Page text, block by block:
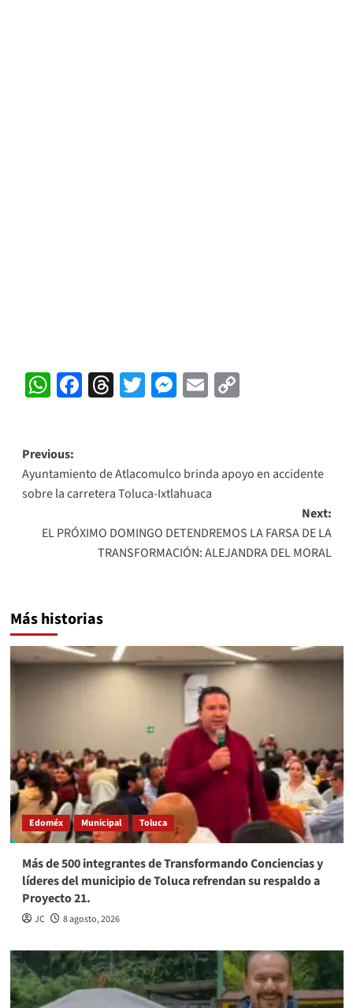
WhatsApp
Facebook
Threads
Twitter
Messenger
EmailCopy
Post
navigation
Previous:
Ayuntamiento de Atlacomulco brinda apoyo en accidente
sobre la carretera Toluca-Ixtlahuaca
Next:
EL PRÓXIMO DOMINGO DETENDREMOS LA FARSA DE LA
TRANSFORMACIÓN: ALEJANDRA DEL MORAL
Más historias
Edoméx Municipal Toluca
Más de 500 integrantes de Transformando Conciencias y
líderes del municipio de Toluca refrendan su respaldo a
Proyecto 21.
JC 8 agosto, 2026